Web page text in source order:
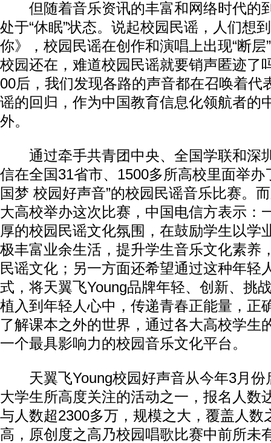
但随着音乐资讯的丰富和网络时代的
处于“休眠”状态。说起校园民谣，人们想
你》，校园民谣在创作和演唱上出现“断层
校园还在，难道校园民谣就要销声匿迹了
00后，我们发现各路的声音都在召唤着代
谣的回归，作为中国教育信息化领航者的
外。
通过牵手共青团中央、全国学联和深
信在全国31省市、1500多所高校里面举办
国梦 校园好声音”的校园民谣音乐比赛。
大高校举办这次比赛，中国电信方表示：
厚的校园民谣文化氛围，在鼓励学生以学
极丰富业余生活，提升学生音乐文化素养
民谣文化；另一方面还希望通过这种年轻
式，将天翼飞Young品牌年轻、创新、挑
植入到年轻人心中，传递青春正能量，正
了解课本之外的世界，通过各大高校学生
一个最具影响力的校园音乐文化平台。
天翼飞Young校园好声音从今年3月份
大学生所高度关注的活动之一，报名人数
与人数超2300多万，规模之大，覆盖人数
高，原创度之高乃校园唱歌比赛中前所未